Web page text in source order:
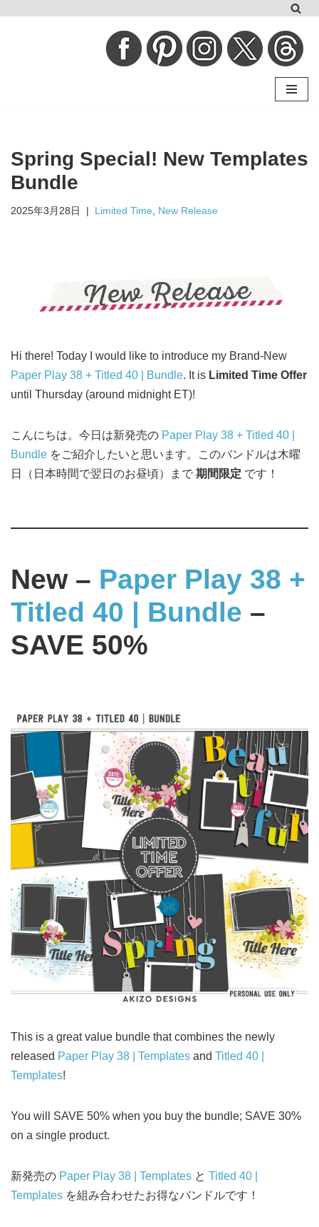
ス
キ
プ
Spring Special! New Templates
Bundle
2025年3月28日 Limited Time New Release
Hi there! Today I would like to introduce my Brand-New
Paper Play 38 + Titled 40 | Bundle. It is Limited Time Offer
until Thursday (around midnight ET)!
こんにちは。今日は新発売の Paper Play 38 + Titled 40 |
Bundle をご紹介したいと思います。このバンドルは木曜
日（日本時間で翌日のお昼頃）まで 期間限定 です！
New – Paper Play 38 +
Titled 40 | Bundle –
SAVE 50%
This is a great value bundle that combines the newly
released Paper Play 38 | Templates and Titled 40 |
Templates!
You will SAVE 50% when you buy the bundle; SAVE 30%
on a single product.
新発売の Paper Play 38 | Templates と Titled 40 |
Templates を組み合わせたお得なバンドルです！